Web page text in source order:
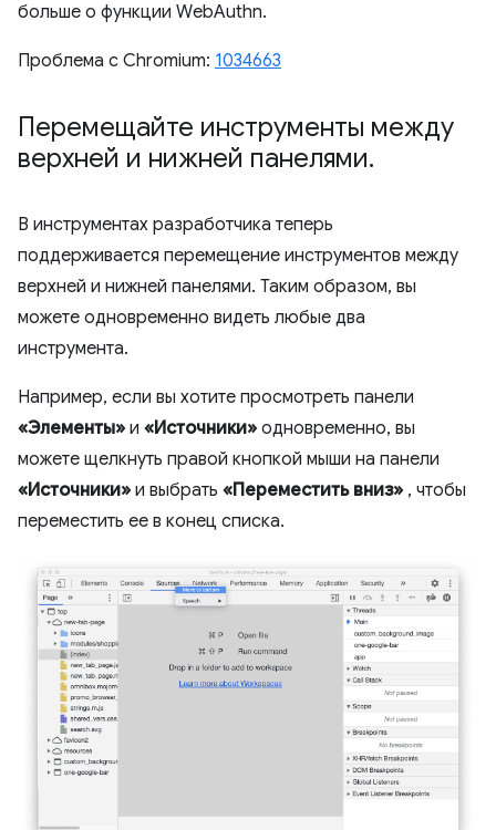
больше о функции WebAuthn.
Проблема с Chromium: 1034663
Перемещайте инструменты между
верхней и нижней панелями.
В инструментах разработчика теперь
поддерживается перемещение инструментов между
верхней и нижней панелями. Таким образом, вы
можете одновременно видеть любые два
инструмента.
Например, если вы хотите просмотреть панели
«Элементы» и «Источники» одновременно, вы
можете щелкнуть правой кнопкой мыши на панели
«Источники» и выбрать «Переместить вниз» , чтобы
переместить ее в конец списка.